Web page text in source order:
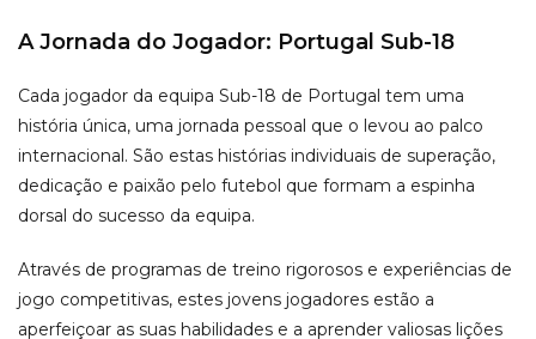
A Jornada do Jogador: Portugal Sub-18
Cada jogador da equipa Sub-18 de Portugal tem uma
história única, uma jornada pessoal que o levou ao palco
internacional. São estas histórias individuais de superação,
dedicação e paixão pelo futebol que formam a espinha
dorsal do sucesso da equipa.
Através de programas de treino rigorosos e experiências de
jogo competitivas, estes jovens jogadores estão a
aperfeiçoar as suas habilidades e a aprender valiosas lições